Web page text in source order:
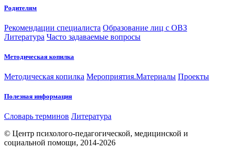
Родителям
Рекомендации специалиста Образование лиц с ОВЗ
Литература Часто задаваемые вопросы
Методическая копилка
Методическая копилка Мероприятия.Материалы Проекты
Полезная информация
Словарь терминов Литература
© Центр психолого-педагогической, медицинской и
социальной помощи, 2014-2026